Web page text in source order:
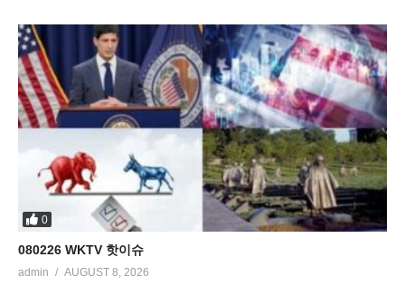
0
080226 WKTV 핫이슈
admin AUGUST 8, 2026